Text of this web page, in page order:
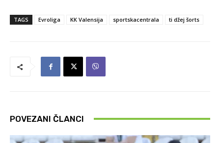
TAGS Evroliga KK Valensija sportskacentrala ti džej šorts
POVEZANI ČLANCI